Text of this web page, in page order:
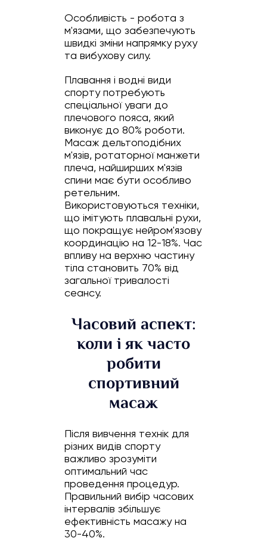
Особливість - робота з
м'язами, що забезпечують
швидкі зміни напрямку руху
та вибухову силу.
Плавання і водні види
спорту потребують
спеціальної уваги до
плечового пояса, який
виконує до 80% роботи.
Масаж дельтоподібних
м'язів, ротаторної манжети
плеча, найширших м'язів
спини має бути особливо
ретельним.
Використовуються техніки,
що імітують плавальні рухи,
що покращує нейром'язову
координацію на 12-18%. Час
впливу на верхню частину
тіла становить 70% від
загальної тривалості
сеансу.
Часовий аспект:
коли і як часто
робити
спортивний
масаж
Після вивчення технік для
різних видів спорту
важливо зрозуміти
оптимальний час
проведення процедур.
Правильний вибір часових
інтервалів збільшує
ефективність масажу на
30-40%.